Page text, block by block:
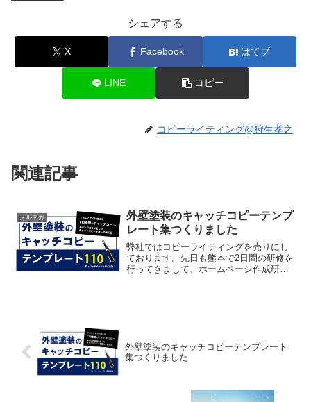
シェアする
X Facebook はてブ
LINE コピー
コピーライティング@狩生孝之
関連記事
メルマガ
外壁塗装のキャッチコピーテンプ
レート集つくりました
弊社ではコピーライティングを売りにし
ております。先日も熊本で2日間の研修を
行ってきまして、ホームページ作成研修
外壁塗装のキャッチコピーテンプレート
集つくりました